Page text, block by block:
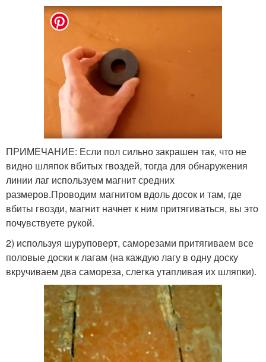
ПРИМЕЧАНИЕ: Если пол сильно закрашен так, что не
видно шляпок вбитых гвоздей, тогда для обнаружения
линии лаг используем магнит средних
размеров.Проводим магнитом вдоль досок и там, где
вбиты гвозди, магнит начнет к ним притягиваться, вы это
почувствуете рукой.
2) используя шуруповерт, саморезами притягиваем все
половые доски к лагам (на каждую лагу в одну доску
вкручиваем два самореза, слегка утапливая их шляпки).